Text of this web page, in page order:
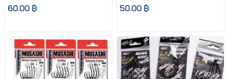
60.00 ฿ 50.00 ฿